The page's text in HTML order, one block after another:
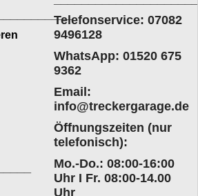
Telefonservice: 07082
9496128
WhatsApp: 01520 675
9362
Email:
info@treckergarage.de
Öffnungszeiten (nur
telefonisch):
Mo.-Do.: 08:00-16:00
Uhr I Fr. 08:00-14.00
Uhr